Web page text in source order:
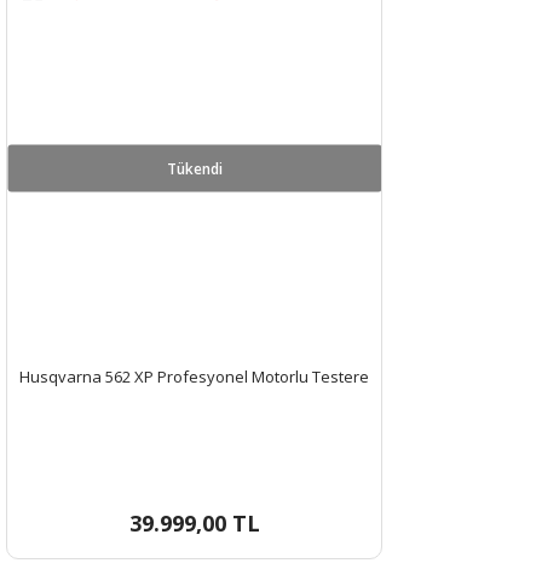
Tükendi
Husqvarna 562 XP Profesyonel Motorlu Testere
39.999,00 TL